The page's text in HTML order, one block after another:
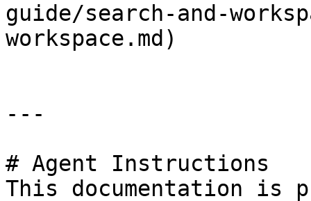
guide/search-and-
workspace.md)
---
# Agent Instructions
This documentation is